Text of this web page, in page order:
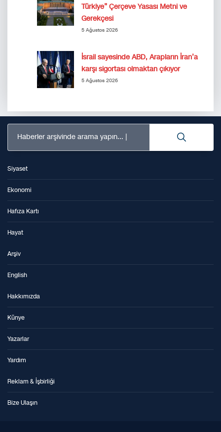
Türkiye” Çerçeve Yasası Metni ve
Gerekçesi
5 Ağustos 2026
İsrail sayesinde ABD, Arapların İran’a
karşı sigortası olmaktan çıkıyor
5 Ağustos 2026
Haberler arşivinde arama yapın...
Siyaset
Ekonomi
Hafıza Kartı
Hayat
Arşiv
English
Hakkımızda
Künye
Yazarlar
Yardım
Reklam & İşbirliği
Bize Ulaşın